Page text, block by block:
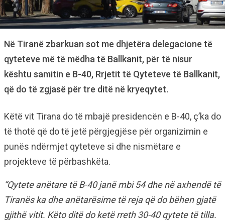
Në Tiranë zbarkuan sot me dhjetëra delegacione të
qyteteve më të mëdha të Ballkanit, për të nisur
kështu samitin e B-40, Rrjetit të Qyteteve të Ballkanit,
që do të zgjasë për tre ditë në kryeqytet.
Këtë vit Tirana do të mbajë presidencën e B-40, ç’ka do
të thotë që do të jetë përgjegjëse për organizimin e
punës ndërmjet qyteteve si dhe nismëtare e
projekteve të përbashkëta.
“Qytete anëtare të B-40 janë mbi 54 dhe në axhendë të
Tiranës ka dhe anëtarësime të reja që do bëhen gjatë
gjithë vitit. Këto ditë do ketë rreth 30-40 qytete të tilla.